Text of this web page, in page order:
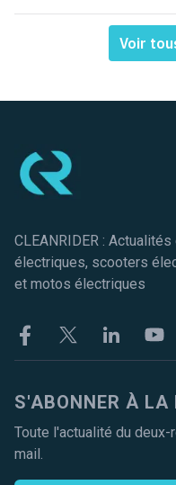
Voir
CLEANRIDER :
électriques, scooters
et motos électriques
FacebookTwitter Linkekin
S'ABONNER À LA
Toute l'actualité du
mail.